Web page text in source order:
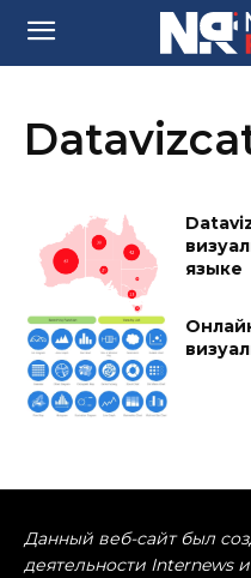
языке
Данный веб-сайт был
деятельности Internews